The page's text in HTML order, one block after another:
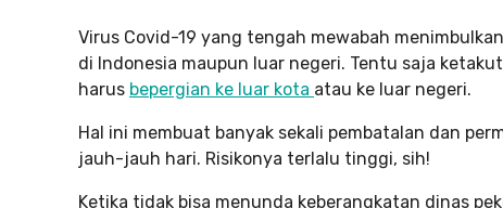
Virus Covid-19 yang tengah mewabah
di Indonesia maupun luar negeri. Tentu saja
harus bepergian ke luar kota atau ke luar negeri.
Hal ini membuat banyak sekali pembatalan dan
jauh-jauh hari. Risikonya terlalu tinggi, sih!
Ketika tidak bisa menunda keberangkatan dinas